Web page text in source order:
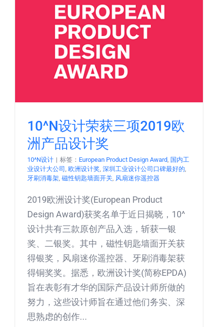
10^N设计荣获三项2019欧
洲产品设计奖
10^N设计 | 标签： European Product Design Award 国内工
业设计大公司 欧洲设计奖 深圳工业设计公司口碑最好的
牙刷消毒架 磁性钥匙墙面开关 风扇迷你遥控器
2019欧洲设计奖(European Product
Design Award)获奖名单于近日揭晓，10^
设计共有三款原创产品入选，斩获一银
奖、二银奖。其中，磁性钥匙墙面开关获
得银奖，风扇迷你遥控器、牙刷消毒架获
得铜奖奖。据悉，欧洲设计奖(简称EPDA)
旨在表彰有才华的国际产品设计师所做的
努力，这些设计师旨在通过他们务实、深
思熟虑的创作...